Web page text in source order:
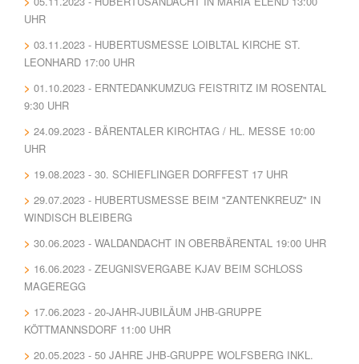
UHR
03.11.2023 - HUBERTUSMESSE LOIBLTAL KIRCHE ST.
LEONHARD 17:00 UHR
01.10.2023 - ERNTEDANKUMZUG FEISTRITZ IM ROSENTAL
9:30 UHR
24.09.2023 - BÄRENTALER KIRCHTAG / HL. MESSE 10:00
UHR
19.08.2023 - 30. SCHIEFLINGER DORFFEST 17 UHR
29.07.2023 - HUBERTUSMESSE BEIM "ZANTENKREUZ" IN
WINDISCH BLEIBERG
30.06.2023 - WALDANDACHT IN OBERBÄRENTAL 19:00 UHR
16.06.2023 - ZEUGNISVERGABE KJAV BEIM SCHLOSS
MAGEREGG
17.06.2023 - 20-JAHR-JUBILÄUM JHB-GRUPPE
KÖTTMANNSDORF 11:00 UHR
20.05.2023 - 50 JAHRE JHB-GRUPPE WOLFSBERG INKL.